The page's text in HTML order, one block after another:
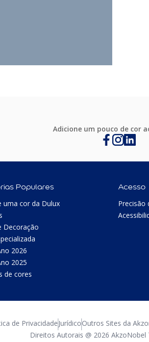
Adicione um pouco de cor
Populares
uma cor da Dulux
Decoração
2026
2025
de cores
Acesso
Precisão
de PrivacidadeJurídicoOutros Sites da
Direitos Autorais @ 2026 AkzoNobel